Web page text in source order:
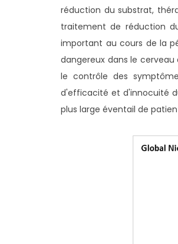
réduction du substrat,
traitement de réduction
important au cours de la
dangereux dans le
le contrôle des
d'efficacité et d'innocuité
plus large éventail de